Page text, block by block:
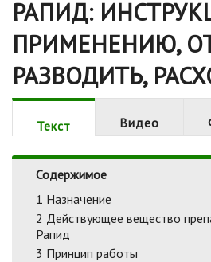
РАПИД:
ПРИМЕНЕНИЮ,
РАЗВОДИТЬ,
Текст Видео
Содержимое
1 Назначение
2 Действующее вещество
Рапид
3 Принцип работы